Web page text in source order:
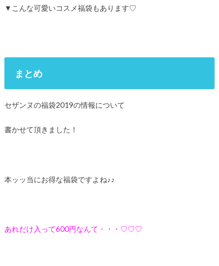
▼こんな可愛いコスメ福袋もあります♡
まとめ
セザンヌの福袋2019の情報について
書かせて頂きました！
本ッッ当にお得な福袋ですよね♪♪
あれだけ入って600円なんて・・・♡♡♡